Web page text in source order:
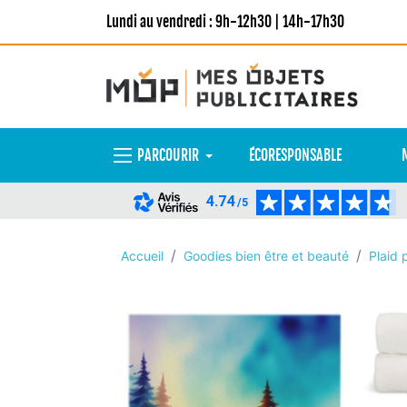
Lundi au vendredi : 9h-12h30 | 14h-17h30
PARCOURIR ÉCORESPONSABLE
4.74/5
Accueil Goodies bien être et beauté Plaid